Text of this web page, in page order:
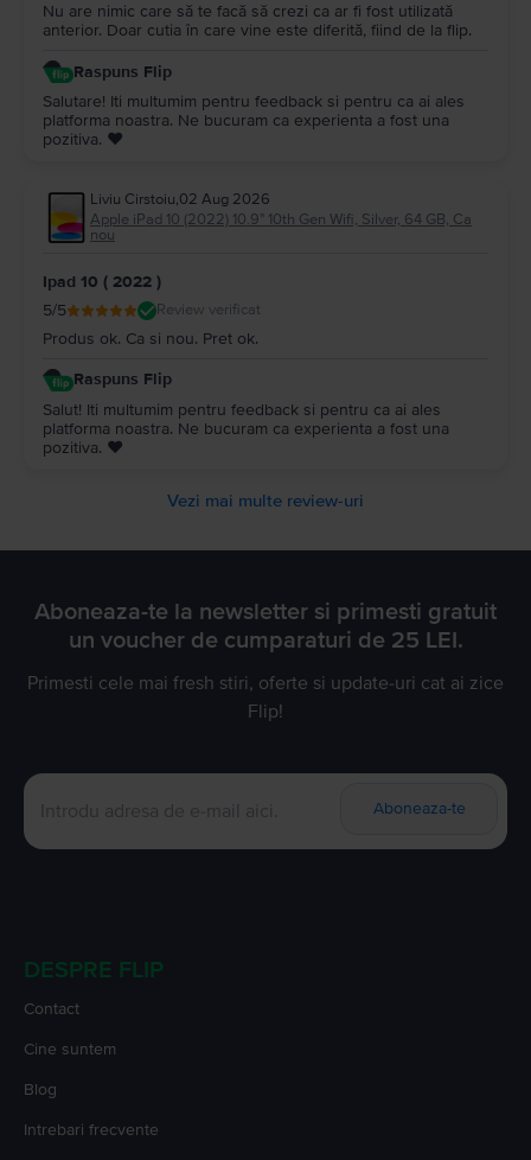
Nu are nimic care să te facă să crezi ca ar fi fost utilizată
anterior. Doar cutia în care vine este diferită, fiind de la flip.
Raspuns Flip
Salutare! Iti multumim pentru feedback si pentru ca ai ales
platforma noastra. Ne bucuram ca experienta a fost una
pozitiva. ❤️
Liviu Cirstoiu,02 Aug 2026
Apple iPad 10 (2022) 10.9" 10th Gen Wifi, Silver, 64 GB, Ca
nou
Ipad 10 ( 2022 )
5/5 Review verificat
Produs ok. Ca si nou. Pret ok.
Raspuns Flip
Salut! Iti multumim pentru feedback si pentru ca ai ales
platforma noastra. Ne bucuram ca experienta a fost una
pozitiva. ❤️
Vezi mai multe review-uri
Aboneaza-te la newsletter si primesti gratuit
un voucher de cumparaturi de 25 LEI.
Primesti cele mai fresh stiri, oferte si update-uri cat ai zice
Flip!
Aboneaza-te
DESPRE FLIP
Contact
Cine suntem
Blog
Intrebari frecvente